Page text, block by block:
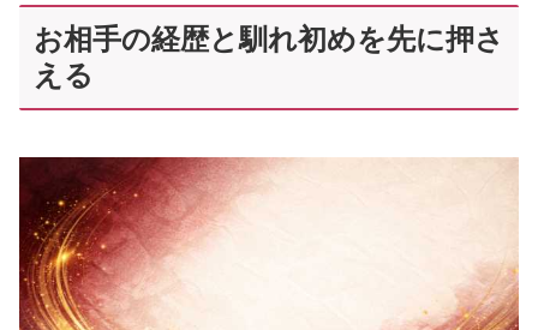
お相手の経歴と馴れ初めを先に押さ
える